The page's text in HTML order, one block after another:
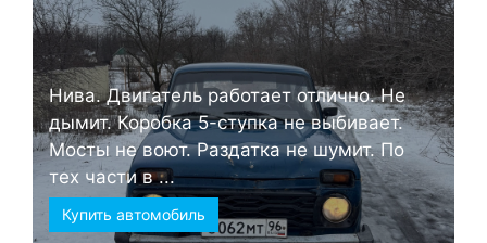
Нива. Двигатель работает отлично. Не
дымит. Коробка 5-ступка не выбивает.
Мосты не воют. Раздатка не шумит. По
тех части в ...
Купить автомобиль